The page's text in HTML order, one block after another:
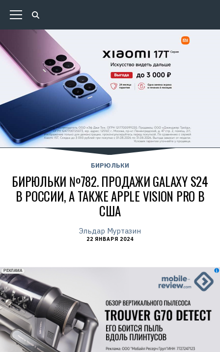
БИРЮЛЬКИ
БИРЮЛЬКИ №782. ПРОДАЖИ GALAXY S24
В РОССИИ, А ТАКЖЕ APPLE VISION PRO В
США
Эльдар Муртазин
22 ЯНВАРЯ 2024
erid: 2VfnxxmNzs5
РЕКЛАМА